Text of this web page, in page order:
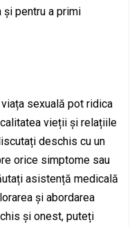
pentru a primi
sexuală pot ridica
vieții și relațiile
deschis cu un
orice simptome sau
asistență medicală
și abordarea
și onest, puteți